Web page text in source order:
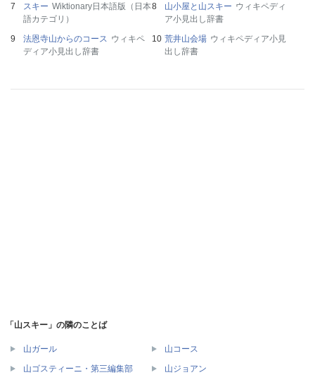
スキー Wiktionary日本語版（日本
語カテゴリ）
山小屋と山スキー ウィキペディ
ア小見出し辞書
法恩寺山からのコース ウィキペ
ディア小見出し辞書
荒井山会場 ウィキペディア小見
出し辞書
「山スキー」の隣のことば
山ガール 山コース
山ゴスティーニ・第三編集部 山ジョアン